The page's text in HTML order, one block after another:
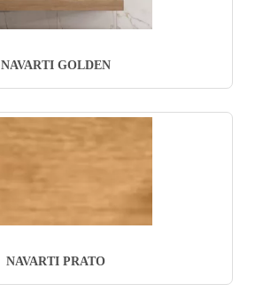
NAVARTI GOLDEN
NAVARTI PRATO